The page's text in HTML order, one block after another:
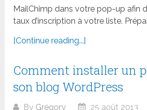
MailChimp dans votre pop-up afin
taux d’inscription à votre liste.
[Continue reading...]
Comment installer un
son blog WordPress
By Grégory 25 août 2013